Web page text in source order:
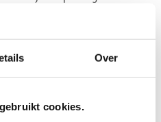
Over
cookies.
gegeven dat ieder mens
is er bij deze cliënten
er zijn.
seksualiteit